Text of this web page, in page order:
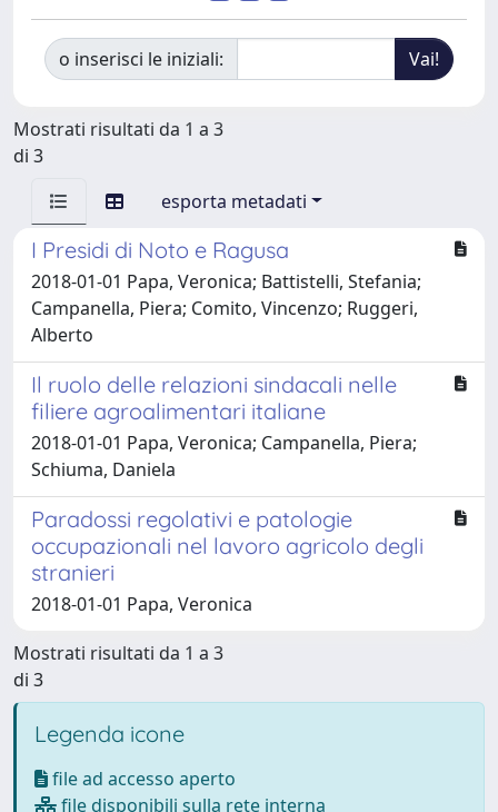
o inserisci le iniziali:
Mostrati risultati da 1 a 3
di 3
esporta metadati
I Presidi di Noto e Ragusa
2018-01-01 Papa, Veronica; Battistelli, Stefania;
Campanella, Piera; Comito, Vincenzo; Ruggeri,
Alberto
Il ruolo delle relazioni sindacali nelle
filiere agroalimentari italiane
2018-01-01 Papa, Veronica; Campanella, Piera;
Schiuma, Daniela
Paradossi regolativi e patologie
occupazionali nel lavoro agricolo degli
stranieri
2018-01-01 Papa, Veronica
Mostrati risultati da 1 a 3
di 3
Legenda icone
file ad accesso aperto
file disponibili sulla rete interna